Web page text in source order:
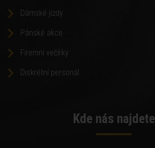
Dámské jízdy
Pánské akce
Firemní večírky
Diskrétní personál
Kde nás najdete